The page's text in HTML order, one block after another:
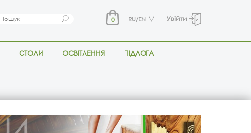
0 RU/EN Увійти
СТОЛИ ОСВІТЛЕННЯ ПІДЛОГА